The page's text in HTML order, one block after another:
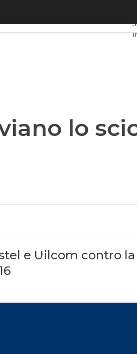
lo
e Uilcom contro